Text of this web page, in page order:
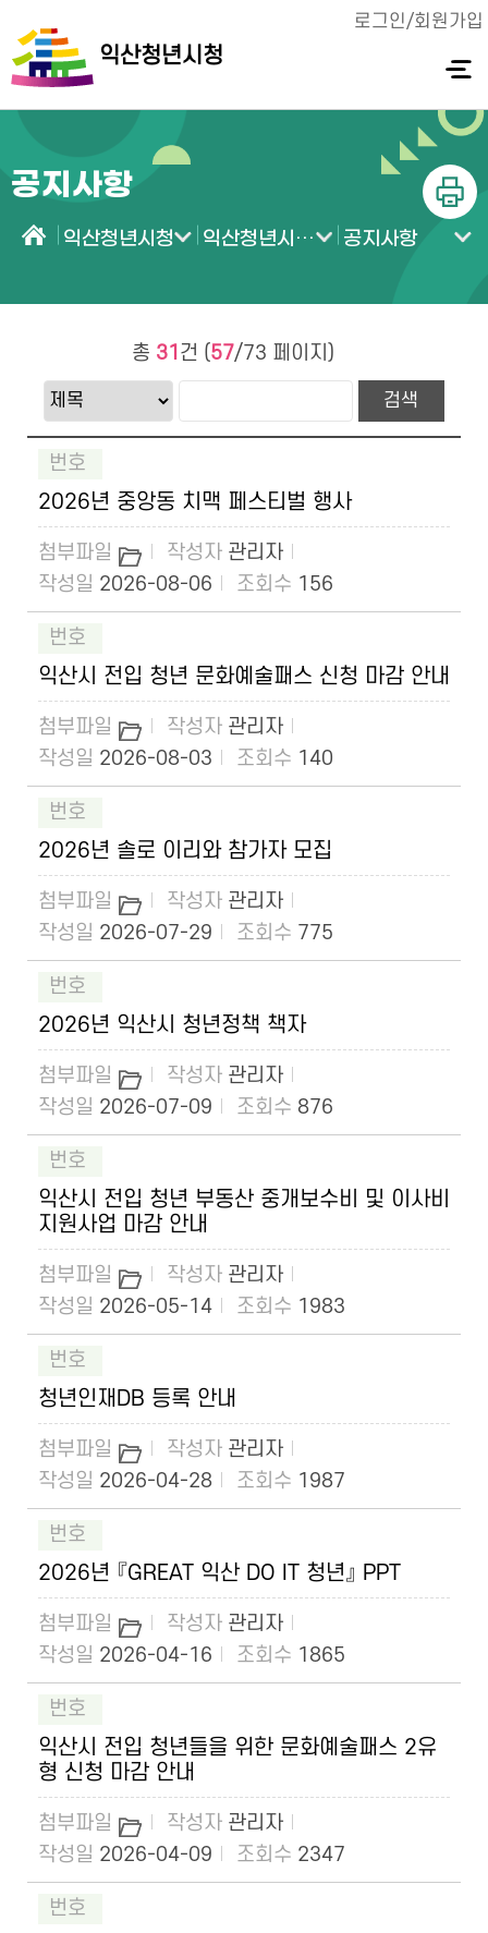
익산청년시청
로그인/회원가입
전체메
뉴 열기
공지사항
인쇄
익산청년시청 익산청년시청 소식 공지사항
총 31 건 (57/73 페이지)
2026년 중앙동 치맥 페스티벌 행사
관리자
2026-08-06
156
익산시 전입 청년 문화예술패스 신청 마감 안내
관리자
2026-08-03
140
2026년 솔로 이리와 참가자 모집
관리자
2026-07-29
775
2026년 익산시 청년정책 책자
관리자
2026-07-09
876
익산시 전입 청년 부동산 중개보수비 및 이사비
지원사업 마감 안내
관리자
2026-05-14
1983
청년인재DB 등록 안내
관리자
2026-04-28
1987
2026년 『GREAT 익산 DO IT 청년』 PPT
관리자
2026-04-16
1865
익산시 전입 청년들을 위한 문화예술패스 2유
형 신청 마감 안내
관리자
2026-04-09
2347